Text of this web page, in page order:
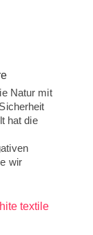
Natur mit
hat die
wir